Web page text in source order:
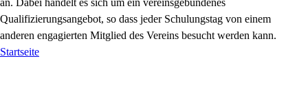
an. Dabei handelt es sich um ein vereinsgebundenes
Qualifizierungsangebot, so dass jeder Schulungstag von einem
anderen engagierten Mitglied des Vereins besucht werden kann.
Startseite